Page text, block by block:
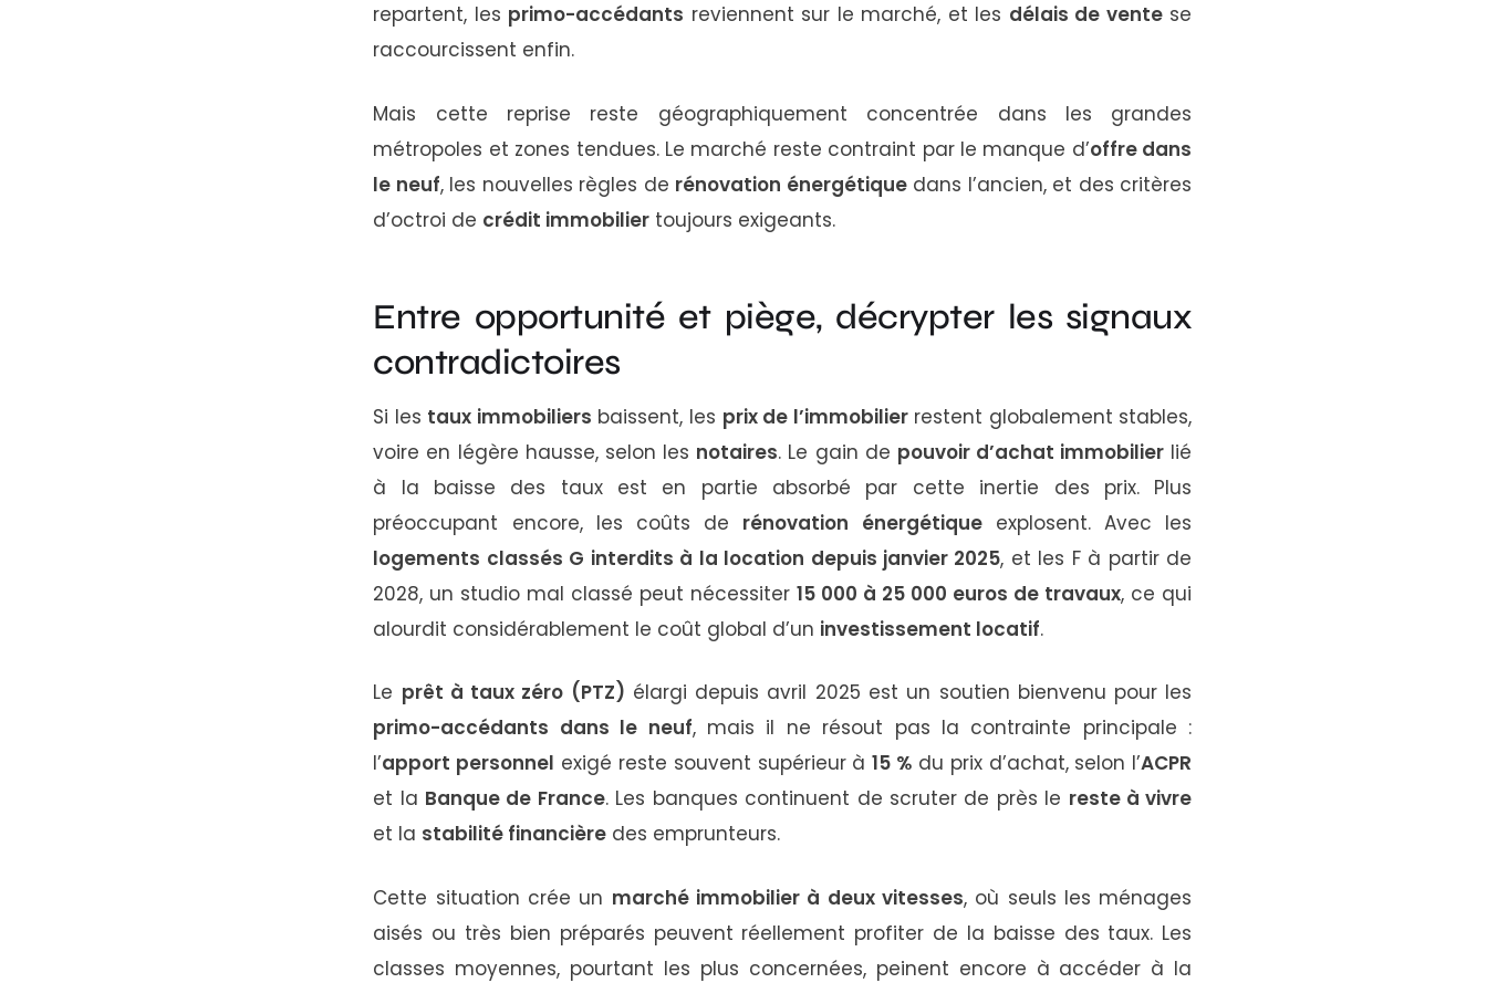
repartent, les primo-accédants reviennent sur le marché, et les délais de ventese
raccourcissent enfin.
Mais cette reprise reste géographiquement concentrée dans les grandes
métropoles et zones tendues. Le marché reste contraint par le manque d’offre dans
le neuf, les nouvelles règles de rénovation énergétiquedans l’ancien, et des critères
d’octroi de crédit immobilier toujours exigeants.
Entre opportunité et piège, décrypter les signaux
contradictoires
Si les taux immobiliers baissent, les prix de l’immobilierrestent globalement stables,
voire en légère hausse, selon les notaires. Le gain de pouvoir d’achat immobilier lié
à la baisse des taux est en partie absorbé par cette inertie des prix. Plus
préoccupant encore, les coûts de rénovation énergétiqueexplosent. Avec les
logements classés G interdits à la location depuis janvier 2025, et les F à partir de
2028, un studio mal classé peut nécessiter15 000 à 25 000 euros de travaux, ce qui
alourdit considérablement le coût global d’un investissement locatif.
Le prêt à taux zéro (PTZ) élargi depuis avril 2025 est un soutien bienvenu pour les
primo-accédants dans le neuf, mais il ne résout pas la contrainte principale :
l’apport personnel exigé reste souvent supérieur à15 % du prix d’achat, selon l’ACPR
et la Banque de France. Les banques continuent de scruter de près le reste à vivre
et la stabilité financière des emprunteurs.
Cette situation crée un marché immobilier à deux vitesses, où seuls les ménages
aisés ou très bien préparés peuvent réellement profiter de la baisse des taux. Les
classes moyennes, pourtant les plus concernées, peinent encore à accéder à la